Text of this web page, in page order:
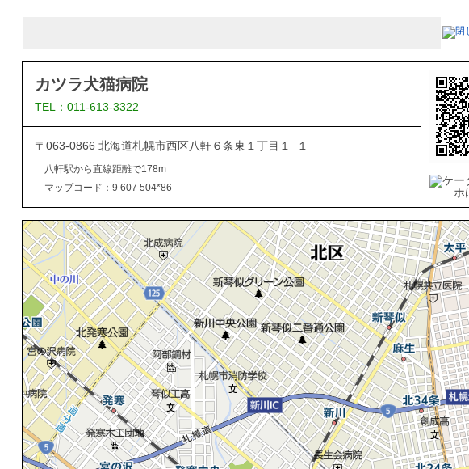
カツラ犬猫病院
TEL：011-613-3322
〒063-0866 北海道札幌市西区八軒６条東１丁目１−１
八軒駅から直線距離で178m
マップコード：9 607 504*86